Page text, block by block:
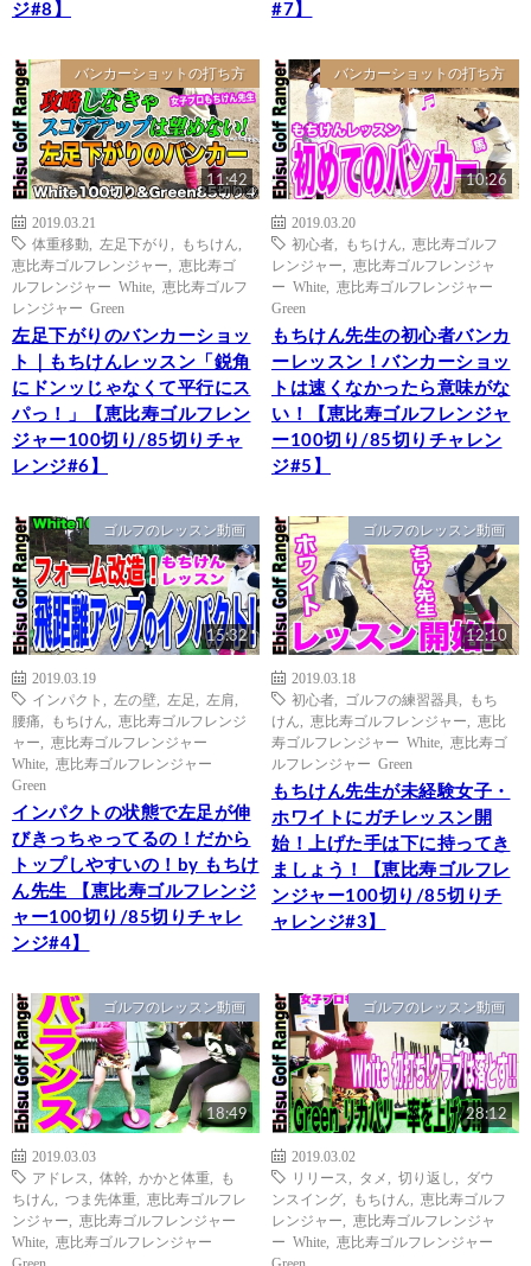
ジ#8】
#7】
バンカーショットの打ち方
11:42
2019.03.21
体重移動
左足下がり もちけん
恵比寿ゴルフレンジャー
恵比寿ゴ
ルフレンジャー White
恵比寿ゴルフ
レンジャー Green
左足下がりのバンカーショッ
ト｜もちけんレッスン「鋭角
にドンッじゃなくて平行にス
パっ！」【恵比寿ゴルフレン
ジャー100切り/85切りチャ
レンジ#6】
バンカーショットの打ち方
10:26
2019.03.20
初心者
もちけん
恵比寿ゴルフ
レンジャー
恵比寿ゴルフレンジャ
ー White
恵比寿ゴルフレンジャー
Green
もちけん先生の初心者バンカ
ーレッスン！バンカーショッ
トは速くなかったら意味がな
い！【恵比寿ゴルフレンジャ
ー100切り/85切りチャレン
ジ#5】
ゴルフのレッスン動画
15:32
2019.03.19
インパクト
左の壁 左足 左肩
腰痛
もちけん
恵比寿ゴルフレンジ
ャー
恵比寿ゴルフレンジャー
White
恵比寿ゴルフレンジャー
Green
インパクトの状態で左足が伸
びきっちゃってるの！だから
トップしやすいの！by もちけ
ん先生 【恵比寿ゴルフレンジ
ャー100切り/85切りチャレ
ンジ#4】
ゴルフのレッスン動画
12:10
2019.03.18
初心者
ゴルフの練習器具
もち
けん
恵比寿ゴルフレンジャー
恵比
寿ゴルフレンジャー White
恵比寿ゴ
ルフレンジャー Green
もちけん先生が未経験女子・
ホワイトにガチレッスン開
始！上げた手は下に持ってき
ましょう！【恵比寿ゴルフレ
ンジャー100切り/85切りチ
ャレンジ#3】
ゴルフのレッスン動画
18:49
2019.03.03
アドレス
体幹 かかと体重
も
ちけん
つま先体重
恵比寿ゴルフレ
ンジャー
恵比寿ゴルフレンジャー
White
恵比寿ゴルフレンジャー
Green
ゴルフのレッスン動画
28:12
2019.03.02
リリース
タメ 切り返し
ダウ
ンスイング
もちけん
恵比寿ゴルフ
レンジャー
恵比寿ゴルフレンジャ
ー White
恵比寿ゴルフレンジャー
Green